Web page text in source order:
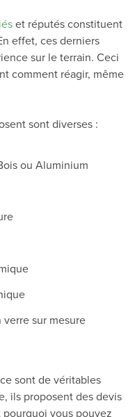
et réputés constituent
effet, ces derniers
sur le terrain. Ceci
comment réagir, même
sont diverses :
ou Aluminium
sur mesure
sont de véritables
ils proposent des devis
pourquoi vous pouvez